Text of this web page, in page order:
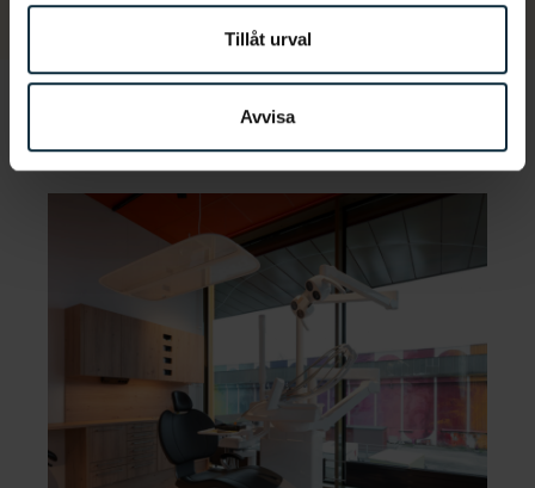
Tillåt urval
Avvisa
Vanliga frågor och svar